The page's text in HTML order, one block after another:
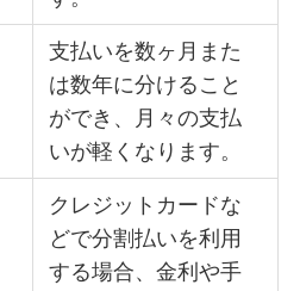
支払いを数ヶ月また
は数年に分けること
ができ、月々の支払
いが軽くなります。
クレジットカードな
どで分割払いを利用
する場合、金利や手